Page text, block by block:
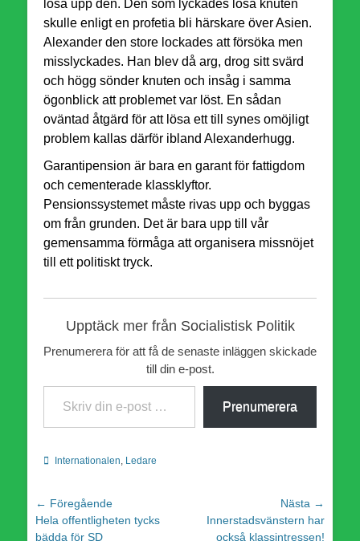
lösa upp den. Den som lyckades lösa knuten
skulle enligt en profetia bli härskare över Asien.
Alexander den store lockades att försöka men
misslyckades. Han blev då arg, drog sitt svärd
och högg sönder knuten och insåg i samma
ögonblick att problemet var löst. En sådan
oväntad åtgärd för att lösa ett till synes omöjligt
problem kallas därför ibland Alexanderhugg.
Garantipension är bara en garant för fattigdom
och cementerade klassklyftor.
Pensionssystemet måste rivas upp och byggas
om från grunden. Det är bara upp till vår
gemensamma förmåga att organisera missnöjet
till ett politiskt tryck.
Upptäck mer från Socialistisk Politik
Prenumerera för att få de senaste inläggen skickade
till din e-post.
Skriv din e-post …
Prenumerera
Kategorier
Internationalen Ledare
Inläggsnavigering
← Föregående
Föregående
inlägg:
Hela offentligheten tycks
bädda för SD
Nästa →
NästaInnerstadsvänstern har
också klassintressen!